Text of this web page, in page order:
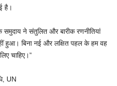
है।
समुदाय ने संतुलित और बारीक रणनीतियां
हुआ। बिना नई और लक्षित पहल के हम वह
चाहिए।”
UN